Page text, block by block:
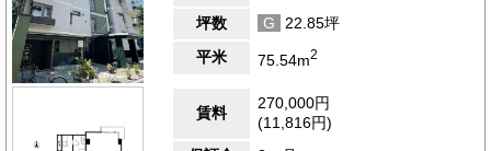
坪数
G
22.85坪
平米
75.54m2
賃料
270,000円
(11,816円)